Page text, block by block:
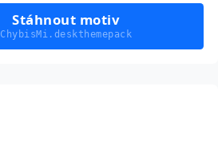
Stáhnout motiv
ChybisMi.deskthemepack